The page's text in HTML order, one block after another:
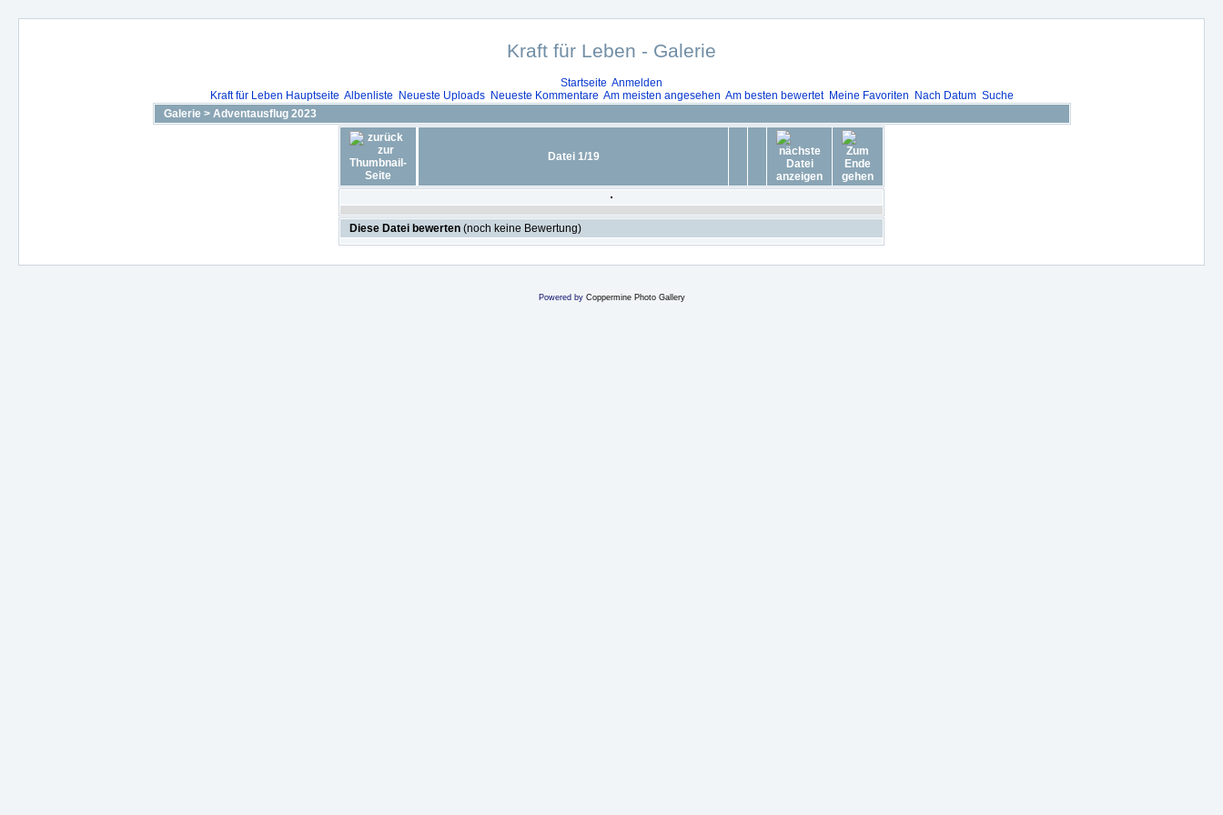
Kraft für Leben - Galerie
Startseite Anmelden
Kraft für Leben Hauptseite Albenliste Neueste Uploads Neueste Kommentare Am meisten angesehen Am besten bewertet Meine Favoriten Nach Datum Suche
Galerie> Adventausflug 2023
Datei 1/19
Diese Datei bewerten (noch keine Bewertung)
Powered by Coppermine Photo Gallery